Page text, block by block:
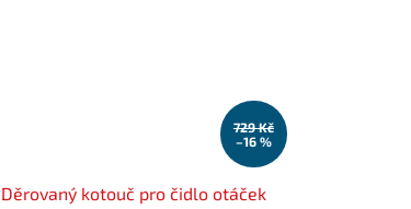
729 Kč
–16 %
Děrovaný kotouč pro čidlo otáček